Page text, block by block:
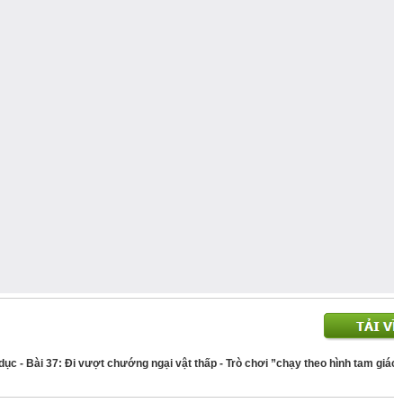
- Bài 37: Đi vượt chướng ngại vật thấp - Trò chơi ”chạy theo hình tam